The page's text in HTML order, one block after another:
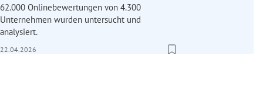
62.000 Onlinebewertungen von 4.300
Unternehmen wurden untersucht und
analysiert.
22.04.2026